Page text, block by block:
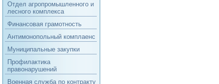
Отдел агропромышленного и
лесного комплекса
Финансовая грамотность
Антимонопольный комплаенс
Муниципальные закупки
Профилактика
правонарушений
Военная служба по контракту